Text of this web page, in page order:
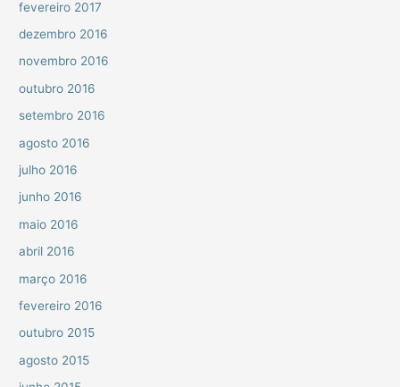
fevereiro 2017
dezembro 2016
novembro 2016
outubro 2016
setembro 2016
agosto 2016
julho 2016
junho 2016
maio 2016
abril 2016
março 2016
fevereiro 2016
outubro 2015
agosto 2015